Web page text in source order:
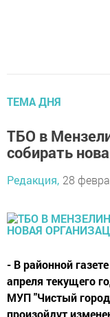
ТЕМА ДНЯ
ТБО в
собирать
Редакция, 28
- В районной
апреля текущего
МУП "Чистый
произойдут